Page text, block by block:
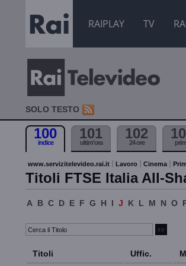
RAIPLAY TV
SOLO TESTO
100
indice
101
ultim'ora
102
24 ore
www.servizitelevideo.rai.it Lavoro Cinema
Titoli FTSE Italia All-
A B C D E F G H I J K L M N O
Titoli Uffic.